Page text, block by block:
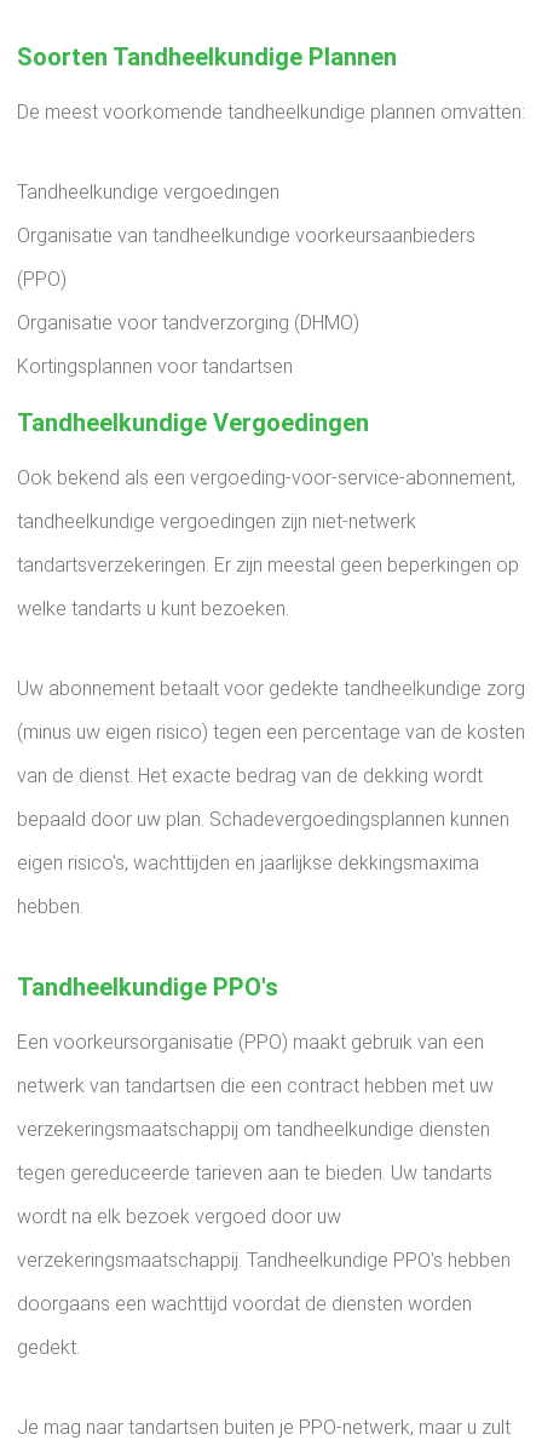
Soorten Tandheelkundige Plannen
De meest voorkomende tandheelkundige plannen omvatten:
Tandheelkundige vergoedingen
Organisatie van tandheelkundige voorkeursaanbieders
(PPO)
Organisatie voor tandverzorging (DHMO)
Kortingsplannen voor tandartsen
Tandheelkundige Vergoedingen
Ook bekend als een vergoeding-voor-service-abonnement,
tandheelkundige vergoedingen zijn niet-netwerk
tandartsverzekeringen. Er zijn meestal geen beperkingen op
welke tandarts u kunt bezoeken.
Uw abonnement betaalt voor gedekte tandheelkundige zorg
(minus uw eigen risico) tegen een percentage van de kosten
van de dienst. Het exacte bedrag van de dekking wordt
bepaald door uw plan. Schadevergoedingsplannen kunnen
eigen risico's, wachttijden en jaarlijkse dekkingsmaxima
hebben.
Tandheelkundige PPO's
Een voorkeursorganisatie (PPO) maakt gebruik van een
netwerk van tandartsen die een contract hebben met uw
verzekeringsmaatschappij om tandheelkundige diensten
tegen gereduceerde tarieven aan te bieden. Uw tandarts
wordt na elk bezoek vergoed door uw
verzekeringsmaatschappij. Tandheelkundige PPO's hebben
doorgaans een wachttijd voordat de diensten worden
gedekt.
Je mag naar tandartsen buiten je PPO-netwerk, maar u zult